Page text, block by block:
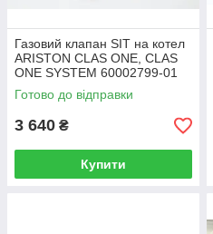
Газовий клапан SIT на котел
ARISTON CLAS ONE, CLAS
ONE SYSTEM 60002799-01
Готово до відправки
3 640 ₴
Купити